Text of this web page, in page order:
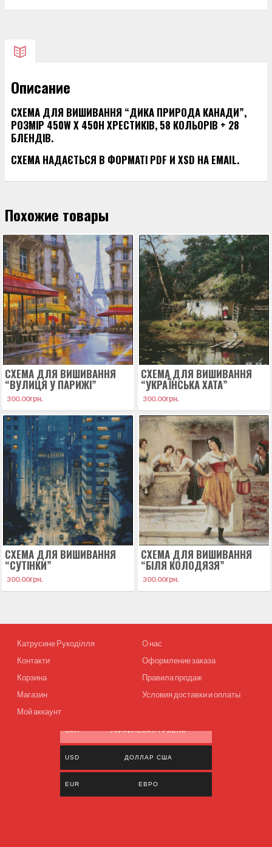
ДЛЯ
Описание
СХЕМА ДЛЯ ВИШИВАННЯ “ДИКА ПРИРОДА КАНАДИ”,
РОЗМІР 450W X 450H ХРЕСТИКІВ, 58 КОЛЬОРІВ + 28
БЛЕНДІВ.
СХЕМА НАДАЄТЬСЯ В ФОРМАТІ PDF И XSD НА EMAIL.
Похожие товары
СХЕМА ДЛЯ ВИШИВАННЯ
“ВУЛИЦЯ У ПАРИЖІ”
300.00грн.
СХЕМА ДЛЯ ВИШИВАННЯ
“УКРАЇНСЬКА ХАТА”
300.00грн.
СХЕМА ДЛЯ ВИШИВАННЯ
“СУТІНКИ”
300.00грн.
СХЕМА ДЛЯ ВИШИВАННЯ
“БІЛЯ КОЛОДЯЗЯ”
300.00грн.
Катрусине Рукоділля
Контакти
Корзина
Магазин
Мой аккаунт
О нас
Оформление заказа
Правила продаж
Условия доставки и оплаты
UAH УКРАИНСКАЯ ГРИВНА
USD ДОЛЛАР США
EUR ЕВРО